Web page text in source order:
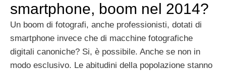
smartphone, boom nel 2014?
Un boom di fotografi, anche professionisti, dotati di
smartphone invece che di macchine fotografiche
digitali canoniche? Si, è possibile. Anche se non in
modo esclusivo. Le abitudini della popolazione stanno